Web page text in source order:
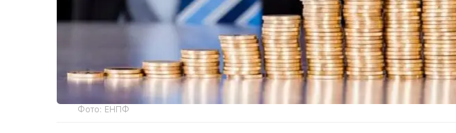
Фото: ЕНПФ